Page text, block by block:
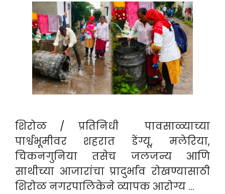
शिरोळ / प्रतिनिधी पावसाळ्याच्या
पार्श्वभूमीवर शहरात डेंग्यू, मलेरिया,
चिकनगुनिया तसेच जलजन्य आणि
साथीच्या आजारांचा प्रादुर्भाव रोखण्यासाठी
शिरोळ नगरपालिकेने व्यापक आरोग्य …